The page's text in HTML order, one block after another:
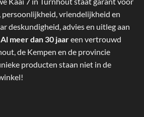
persoonlijkheid, vriendelijkheid en
deskundigheid, advies en uitleg aan
Al meer dan 30 jaareen vertrouwd
de Kempen en de provincie
producten staan niet in de